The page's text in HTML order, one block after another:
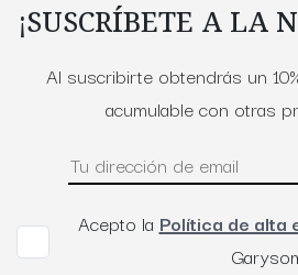
¡SUSCRÍBETE A LA
Al suscribirte obtendrás un
acumulable con otras
Acepto la Política de alta